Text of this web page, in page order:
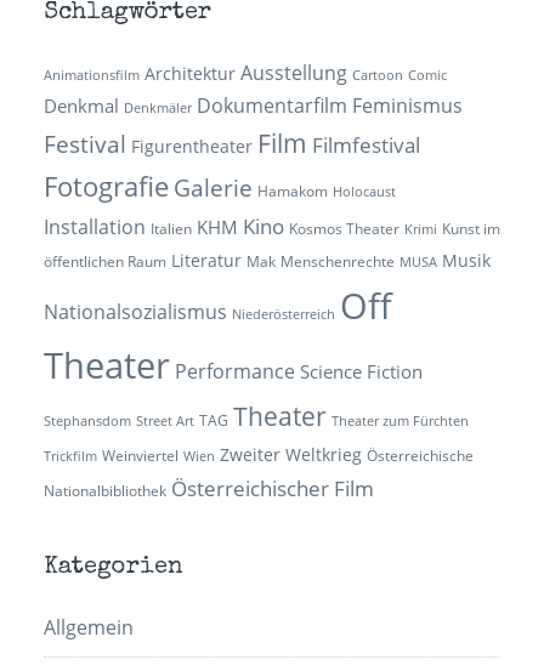
Schlagwörter
Animationsfilm Architektur Ausstellung Cartoon Comic
Denkmal Denkmäler Dokumentarfilm Feminismus
Festival Figurentheater Film Filmfestival
Fotografie Galerie Hamakom Holocaust
Installation Italien KHM Kino Kosmos Theater Krimi Kunst im
öffentlichen Raum Literatur Mak Menschenrechte MUSA Musik
Nationalsozialismus Niederösterreich Off
Theater Performance Science Fiction
Stephansdom Street Art TAG Theater Theater zum Fürchten
Trickfilm Weinviertel Wien Zweiter Weltkrieg Österreichische
Nationalbibliothek Österreichischer Film
Kategorien
Allgemein